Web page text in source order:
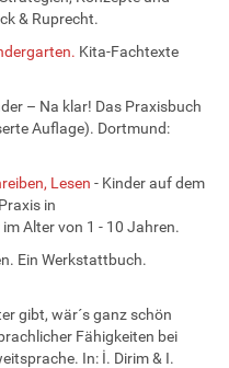
& Ruprecht.
Kita-Fachtexte
– Na klar! Das Praxisbuch
Auflage). Dortmund:
Lesen - Kinder auf dem
in
Alter von 1 - 10 Jahren.
Ein Werkstattbuch.
gibt, wär´s ganz schön
Fähigkeiten bei
In: İ. Dirim & I.